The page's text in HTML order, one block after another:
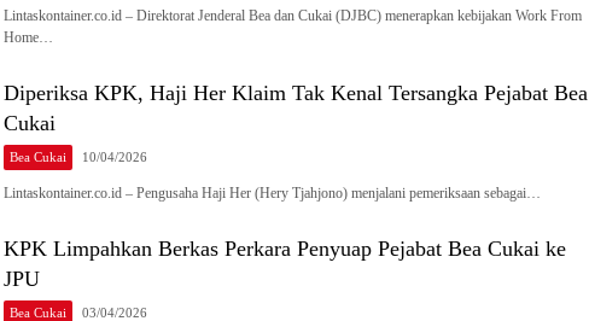
Lintaskontainer.co.id – Direktorat Jenderal Bea dan Cukai (DJBC) menerapkan kebijakan Work From
Home…
Diperiksa KPK, Haji Her Klaim Tak Kenal Tersangka Pejabat Bea
Cukai
Bea Cukai 10/04/2026
Lintaskontainer.co.id – Pengusaha Haji Her (Hery Tjahjono) menjalani pemeriksaan sebagai…
KPK Limpahkan Berkas Perkara Penyuap Pejabat Bea Cukai ke
JPU
Bea Cukai 03/04/2026